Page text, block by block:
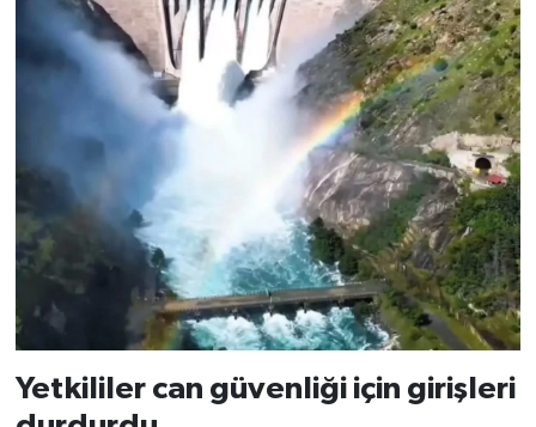
Yetkililer can güvenliği için girişleri